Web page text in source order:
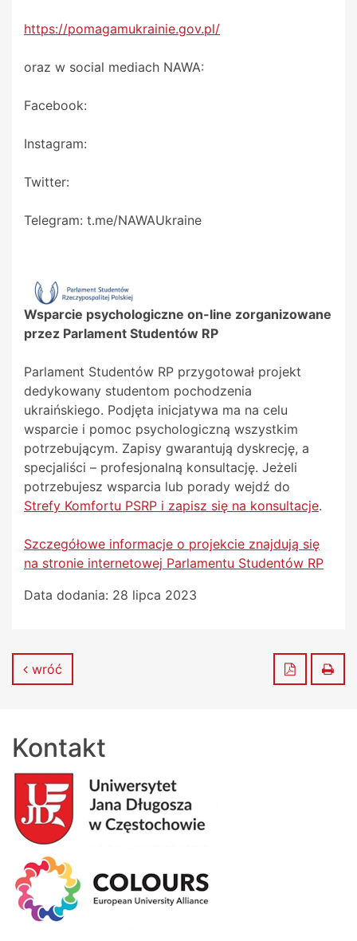
https://pomagamukrainie.gov.pl/
oraz w social mediach NAWA:
Facebook:
Instagram:
Twitter:
Telegram: t.me/NAWAUkraine
Wsparcie psychologiczne on-line zorganizowane
przez Parlament Studentów RP
Parlament Studentów RP przygotował projekt
dedykowany studentom pochodzenia
ukraińskiego. Podjęta inicjatywa ma na celu
wsparcie i pomoc psychologiczną wszystkim
potrzebującym. Zapisy gwarantują dyskrecję, a
specjaliści – profesjonalną konsultację. Jeżeli
potrzebujesz wsparcia lub porady wejdź do
Strefy Komfortu PSRP i zapisz się na konsultacje.
Szczegółowe informacje o projekcie znajdują się
na stronie internetowej Parlamentu Studentów RP
Data dodania: 28 lipca 2023
wróć Zapisz do
Kontakt